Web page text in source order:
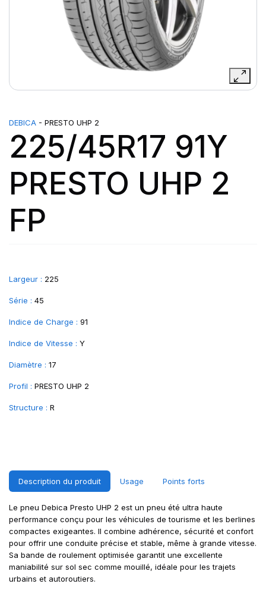
DEBICA - PRESTO UHP 2
225/45R17 91Y
PRESTO UHP 2
FP
Largeur : 225
Série : 45
Indice de Charge : 91
Indice de Vitesse : Y
Diamètre : 17
Profil : PRESTO UHP 2
Structure : R
Description du produit Usage Points forts
Le pneu Debica Presto UHP 2 est un pneu été ultra haute
performance conçu pour les véhicules de tourisme et les berlines
compactes exigeantes. Il combine adhérence, sécurité et confort
pour offrir une conduite précise et stable, même à grande vitesse.
Sa bande de roulement optimisée garantit une excellente
maniabilité sur sol sec comme mouillé, idéale pour les trajets
urbains et autoroutiers.